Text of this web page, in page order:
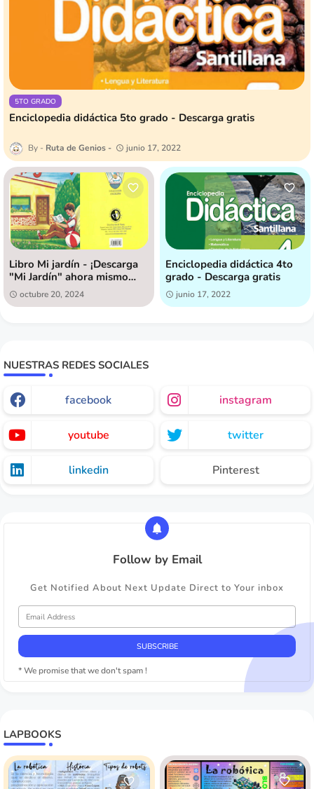
5TO GRADO
Enciclopedia didáctica 5to grado - Descarga gratis
Ruta de Genios junio 17, 2022
Libro Mi jardín - ¡Descarga
"Mi Jardín" ahora mismo
[GRATIS]!
octubre 20, 2024
Enciclopedia didáctica 4to
grado - Descarga gratis
junio 17, 2022
NUESTRAS REDES SOCIALES
facebook instagram
youtube twitter
linkedin Pinterest
Follow by Email
Get Notified About Next Update Direct to Your inbox
* We promise that we don't spam !
LAPBOOKS